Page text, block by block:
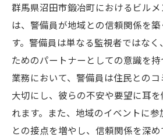
群馬県沼田市鍛冶町におけるビル
は、警備員が地域との信頼関係を
す。警備員は単なる監視者ではな
ためのパートナーとしての意識を
業務において、警備員は住民との
大切にし、彼らの不安や要望に耳
れます。また、地域のイベントに
との接点を増やし、信頼関係を深